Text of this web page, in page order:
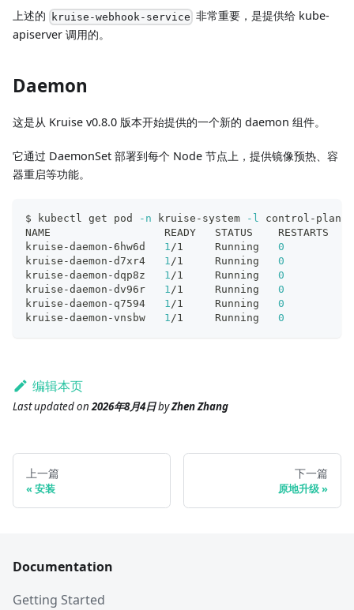
上述的 kruise-webhook-service 非常重要，是提供给 kube-
apiserver 调用的。
Daemon
这是从 Kruise v0.8.0 版本开始提供的一个新的 daemon 组件。
它通过 DaemonSet 部署到每个 Node 节点上，提供镜像预热、容
器重启等功能。
$ kubectl get pod -n kruise-system -l control-plane
NAME                  READY   STATUS    RESTARTS
kruise-daemon-6hw6d 1/1     Running 0
kruise-daemon-d7xr4 1/1     Running 0
kruise-daemon-dqp8z 1/1     Running 0
kruise-daemon-dv96r 1/1     Running 0
kruise-daemon-q7594 1/1     Running 0
kruise-daemon-vnsbw 1/1     Running 0
编辑本页
Last updatedon2026年8月4日byZhen Zhang
上一篇
安装
下一篇
原地升级
Documentation
Getting Started